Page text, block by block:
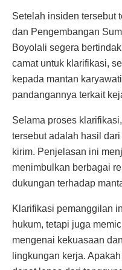
Setelah insiden tersebut
dan Pengembangan
Boyolali segera
camat untuk klarifikasi,
kepada mantan
pandangannya terkait
Selama proses
tersebut adalah hasil
kirim. Penjelasan ini
menimbulkan berbagai
dukungan terhadap
Klarifikasi pemanggilan
hukum, tetapi juga
mengenai kekuasaan
lingkungan kerja.